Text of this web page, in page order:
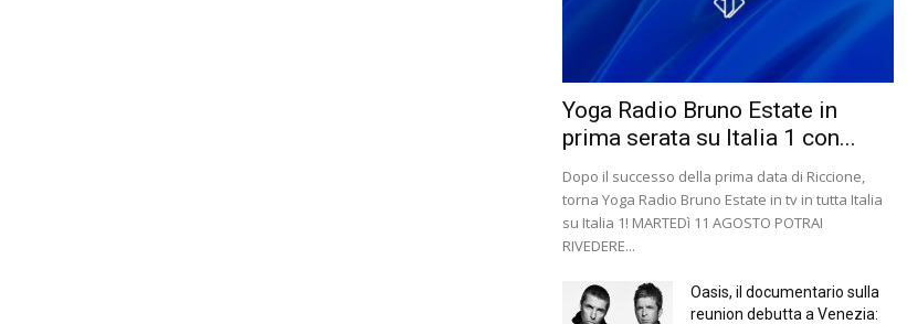
Yoga Radio Bruno Estate in
prima serata su Italia 1 con...
Dopo il successo della prima data di Riccione,
torna Yoga Radio Bruno Estate in tv in tutta Italia
su Italia 1! MARTEDì 11 AGOSTO POTRAI
RIVEDERE...
Oasis, il documentario sulla
reunion debutta a Venezia: